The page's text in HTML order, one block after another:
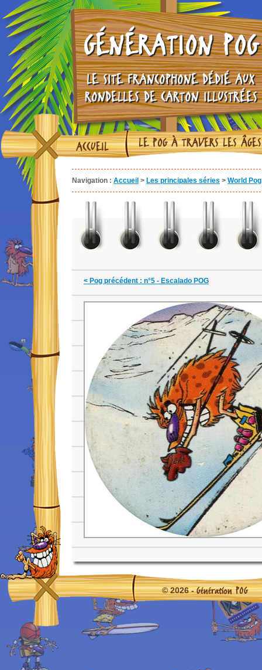
GÉNÉRATION POG
LE SITE FRANCOPHONE DÉDIÉ AUX
RONDELLES DE CARTON ILLUSTRÉES
ACCUEIL LE POG À TRAVERS LES ÂGES
Navigation : Accueil > Les principales séries > World
< Pog précédent : n°5 - Escalado POG
© 2026 -Génération POG